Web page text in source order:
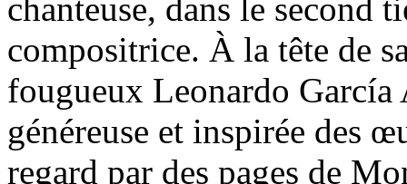
chanteuse, dans le second
compositrice. À la tête de
fougueux Leonardo
généreuse et inspirée des
regard par des pages de